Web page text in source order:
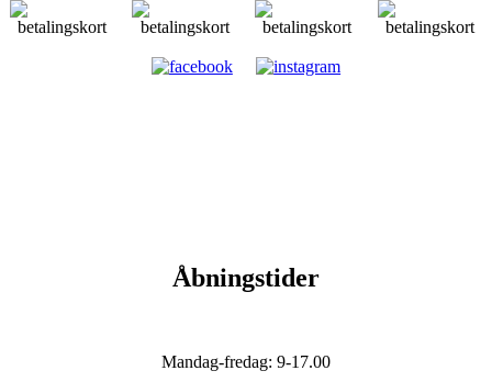
Åbningstider
Mandag-fredag: 9-17.00